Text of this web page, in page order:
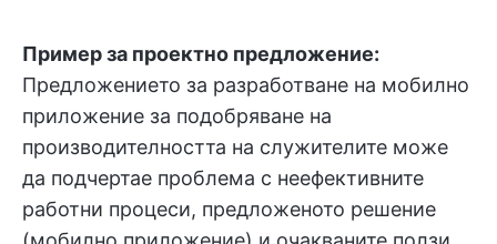
Пример за проектно предложение:
Предложението за разработване на мобилно
приложение за подобряване на
производителността на служителите може
да подчертае проблема с неефективните
работни процеси, предложеното решение